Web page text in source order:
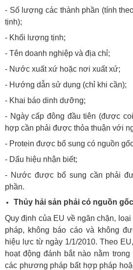
- Số lượng các thành phần (tính
tịnh);
- Khối lượng tịnh;
- Tên doanh nghiệp và địa chỉ;
- Nước xuất xứ hoặc nơi xuất xứ;
- Hướng dẫn sử dụng (chỉ khi cần);
- Khai báo dinh dưỡng;
- Ngày cấp đông đầu tiên (được
hợp cần phải được thỏa thuận với
- Protein được bổ sung có nguồn
- Dấu hiệu nhận biết;
- Nước được bổ sung cần phải
phần.
Thủy hải sản phải có nguồn
Quy định của EU về ngăn chặn,
pháp, không báo cáo và không
hiệu lực từ ngày 1/1/2010. Theo
hoạt động đánh bắt nào nằm
các phương pháp bất hợp pháp